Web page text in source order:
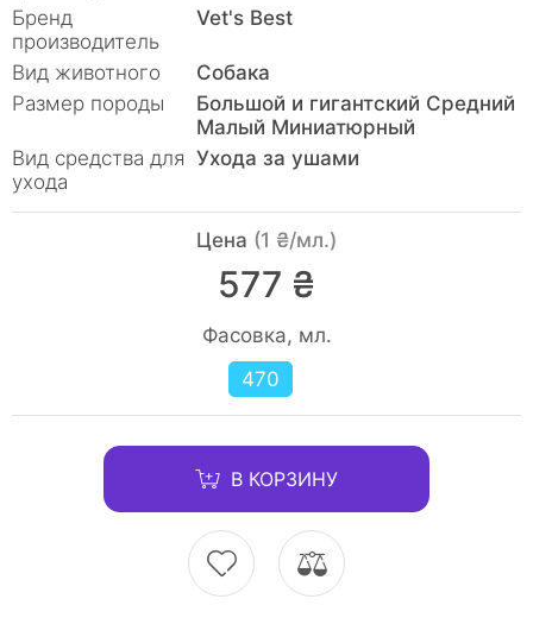
Бренд
производитель
Vet's Best
Вид животного
Собака
Размер породы
Большой и гигантский Средний
Малый Миниатюрный
Вид средства для
ухода
Ухода за ушами
Цена (1 ₴/мл.)
577 ₴
Фасовка, мл.
470
В КОРЗИНУ